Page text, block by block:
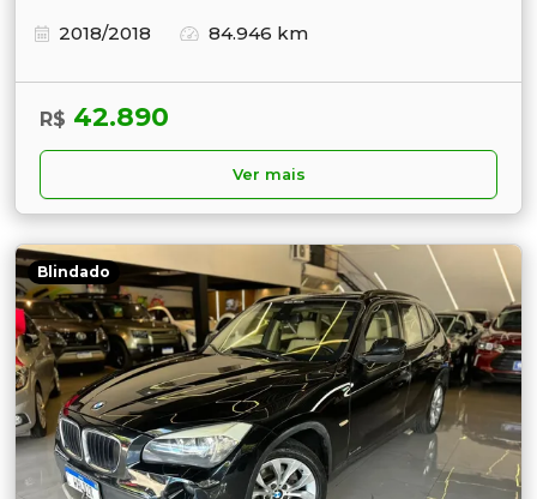
2018/2018
84.946 km
R$ 42.890
Ver mais
Blindado